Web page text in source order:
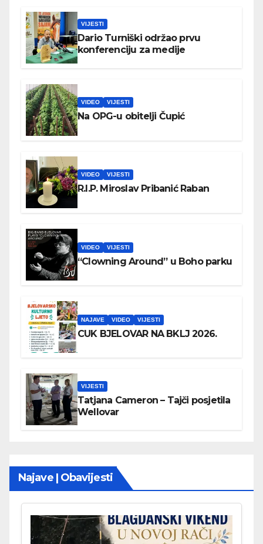
VIJESTI
Dario Turniški održao prvu
konferenciju za medije
VIDEO VIJESTI
Na OPG-u obitelji Čupić
VIDEO VIJESTI
R.I.P. Miroslav Pribanić Raban
VIDEO VIJESTI
“Clowning Around” u Boho parku
NAJAVE VIDEO VIJESTI
CUK BJELOVAR NA BKLJ 2026.
VIJESTI
Tatjana Cameron – Tajči posjetila
Wellovar
Najave | Obavijesti